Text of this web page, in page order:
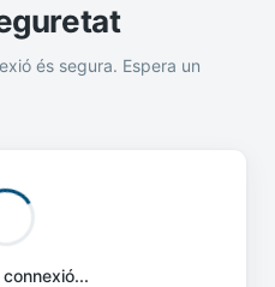
és segura. Espera un